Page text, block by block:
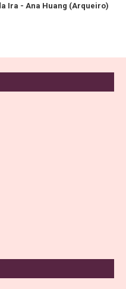
Ira - Ana Huang (Arqueiro)